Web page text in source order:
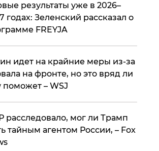
результаты уже в 2026–
годах: Зеленский рассказал о
FREYJA
идет на крайние меры из-за
на фронте, но это вряд ли
поможет – WSJ
расследовало, мог ли Трамп
тайным агентом России, – Fox